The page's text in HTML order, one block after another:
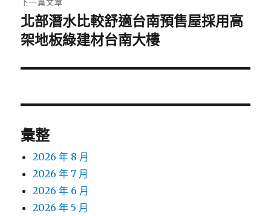
下
一
文
北部潛水比較舒適台南預售屋採用高
架地板綠建材台南大樓
彙整
2026 年 8 月
2026 年 7 月
2026 年 6 月
2026 年 5 月